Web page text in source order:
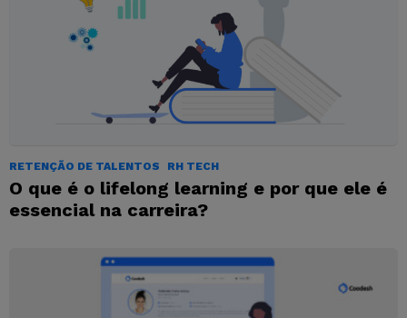
RETENÇÃO DE TALENTOS RH TECH
O que é o lifelong learning e por que ele é
essencial na carreira?